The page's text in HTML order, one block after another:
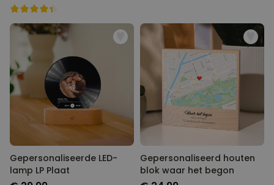
Gepersonaliseerde LED-
lamp LP Plaat
Gepersonaliseerd houten
blok waar het begon